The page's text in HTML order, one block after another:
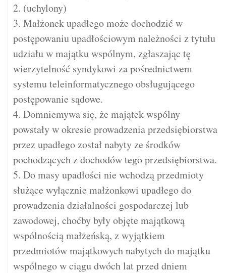
2. (uchylony)
3. Małżonek upadłego może dochodzić w
postępowaniu upadłościowym należności z tytułu
udziału w majątku wspólnym, zgłaszając tę
wierzytelność syndykowi za pośrednictwem
systemu teleinformatycznego obsługującego
postępowanie sądowe.
4. Domniemywa się, że majątek wspólny
powstały w okresie prowadzenia przedsiębiorstwa
przez upadłego został nabyty ze środków
pochodzących z dochodów tego przedsiębiorstwa.
5. Do masy upadłości nie wchodzą przedmioty
służące wyłącznie małżonkowi upadłego do
prowadzenia działalności gospodarczej lub
zawodowej, choćby były objęte majątkową
wspólnością małżeńską, z wyjątkiem
przedmiotów majątkowych nabytych do majątku
wspólnego w ciągu dwóch lat przed dniem